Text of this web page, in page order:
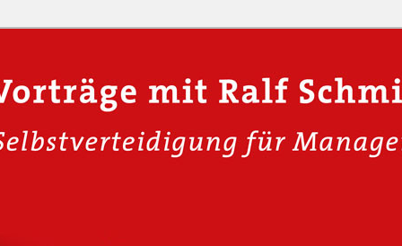
für Hackervorträge &
🛡️
in die Welt der Cybersicherheit mit Ralf Schmitz. Erleben Sie Live-
& schützen Sie sich effektiv.